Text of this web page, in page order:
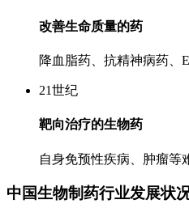
改善生命质量的药
降血脂药、抗精神病药、
21世纪
靶向治疗的生物药
自身免预性疾病、肿瘤等
中国生物制药行业发展状